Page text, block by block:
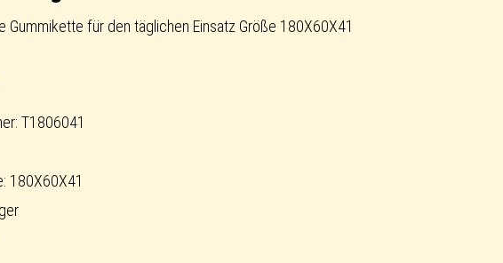
Gummikette für den täglichen Einsatz Größe 180X60X41
T1806041
180X60X41